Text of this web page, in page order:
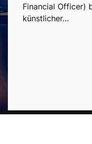
Financial Officer)
künstlicher…